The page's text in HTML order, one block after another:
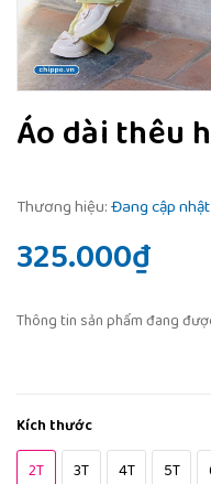
Áo dài thêu
Thương hiệu:Đang cập nhật
325.000₫
Thông tin sản phẩm đang
Kích thước
2T
3T 4T 5T